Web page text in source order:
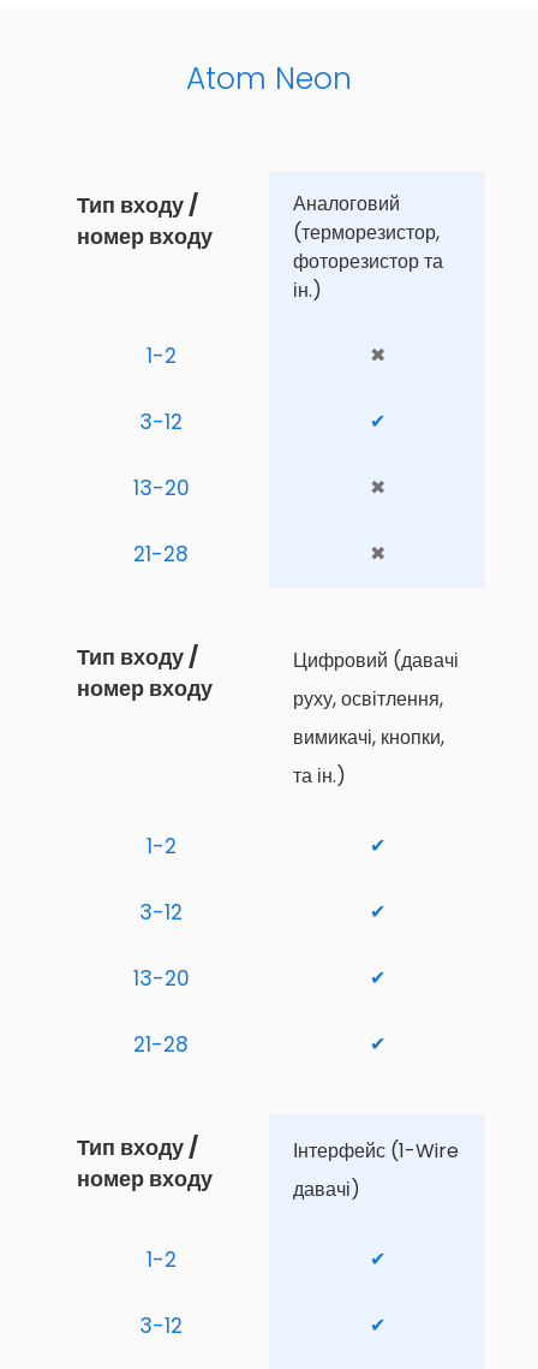
Atom Neon
Тип входу /
номер входу
Аналоговий
(терморезистор,
фоторезистор та
ін.)
1-2 ✖
3-12 ✔
13-20 ✖
21-28 ✖
Тип входу /
номер входу
Цифровий (давачі
руху, освітлення,
вимикачі, кнопки,
та ін.)
1-2 ✔
3-12 ✔
13-20 ✔
21-28 ✔
Тип входу /
номер входу
Інтерфейс (1-Wire
давачі)
1-2 ✔
3-12 ✔